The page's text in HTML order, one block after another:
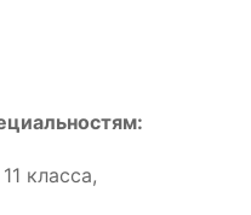
класса,